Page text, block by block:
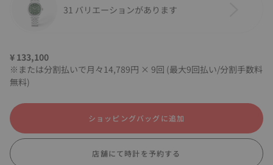
31 バリエーションがあります
¥ 133,100
※または分割払いで月々14,789円 × 9回 (最大9回払い/分割手数料
無料)
ショッピングバッグに追加
店舗にて時計を予約する